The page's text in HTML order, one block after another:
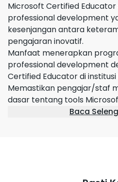
Microsoft Certified
professional development
kesenjangan antara
pengajaran inovatif.
Manfaat menerapkan
professional development
Certified Educator di
Memastikan pengajar/staf
dasar tentang tools
Baca